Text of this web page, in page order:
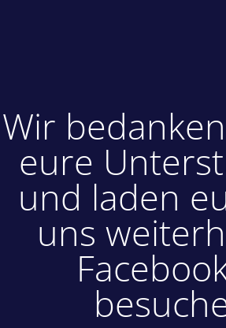
Wir
eure
und laden
uns